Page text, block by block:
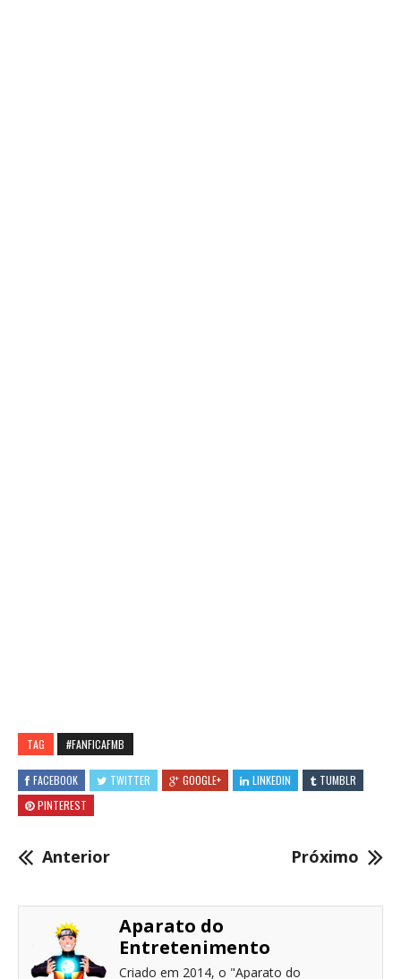
TAG #FANFICAFMB
FACEBOOK TWITTER GOOGLE+ LINKEDIN
TUMBLR
PINTEREST
Anterior Próximo
Aparato do
Entretenimento
Criado em 2014, o "Aparato do